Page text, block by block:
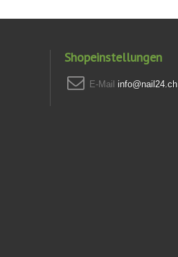
Shopeinstellungen
E-Mail info@nail24.ch